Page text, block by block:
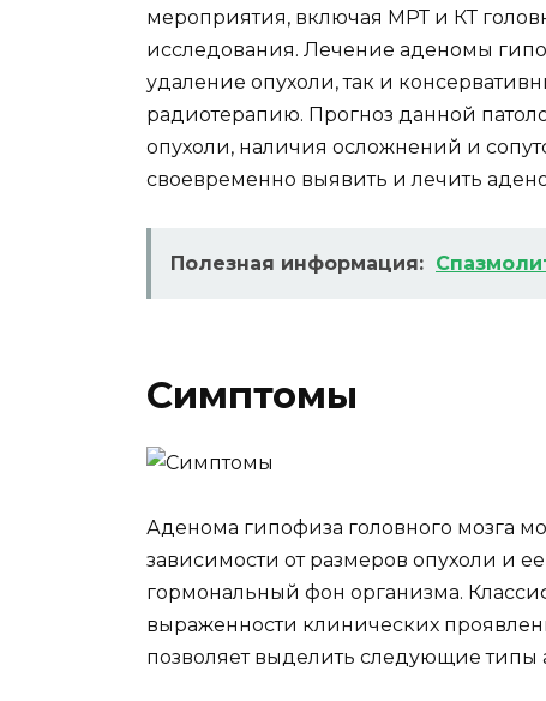
мероприятия, включая МРТ и КТ
исследования. Лечение аденомы
удаление опухоли, так и
радиотерапию. Прогноз данной
опухоли, наличия осложнений и
своевременно выявить и лечить
Полезная информация:
Симптомы
Аденома гипофиза головного мозга
зависимости от размеров опухоли и
гормональный фон организма.
выраженности клинических
позволяет выделить следующие типы